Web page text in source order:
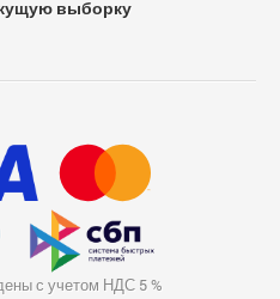
выборку
с учетом НДС 5 %